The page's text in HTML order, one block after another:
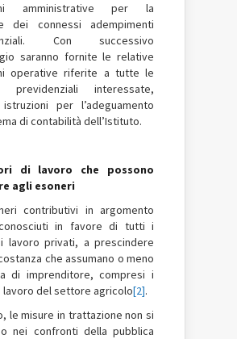
amministrative per la
dei connessi adempimenti
Con successivo
saranno fornite le relative
operative riferite a tutte le
previdenziali interessate,
per l’adeguamento
di contabilità dell’Istituto.
di lavoro che possono
agli esoneri
contributivi in argomento
in favore di tutti i
lavoro privati, a prescindere
che assumano o meno
di imprenditore, compresi i
lavoro del settore agricolo[2].
le misure in trattazione non si
nei confronti della pubblica